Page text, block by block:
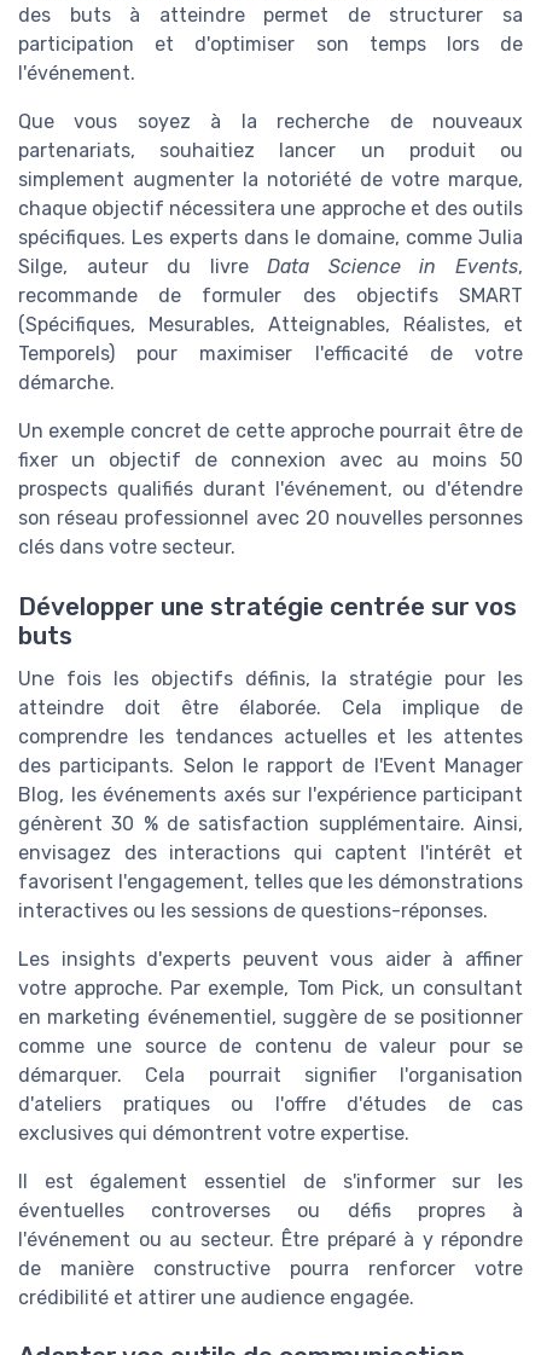
des buts à atteindre permet de structurer sa
participation et d'optimiser son temps lors de
l'événement.
Que vous soyez à la recherche de nouveaux
partenariats, souhaitiez lancer un produit ou
simplement augmenter la notoriété de votre marque,
chaque objectif nécessitera une approche et des outils
spécifiques. Les experts dans le domaine, comme Julia
Silge, auteur du livreData Science in Events,
recommande de formuler des objectifs SMART
(Spécifiques, Mesurables, Atteignables, Réalistes, et
Temporels) pour maximiser l'efficacité de votre
démarche.
Un exemple concret de cette approche pourrait être de
fixer un objectif de connexion avec au moins 50
prospects qualifiés durant l'événement, ou d'étendre
son réseau professionnel avec 20 nouvelles personnes
clés dans votre secteur.
Développer une stratégie centrée sur vos
buts
Une fois les objectifs définis, la stratégie pour les
atteindre doit être élaborée. Cela implique de
comprendre les tendances actuelles et les attentes
des participants. Selon le rapport de l'Event Manager
Blog, les événements axés sur l'expérience participant
génèrent 30 % de satisfaction supplémentaire. Ainsi,
envisagez des interactions qui captent l'intérêt et
favorisent l'engagement, telles que les démonstrations
interactives ou les sessions de questions-réponses.
Les insights d'experts peuvent vous aider à affiner
votre approche. Par exemple, Tom Pick, un consultant
en marketing événementiel, suggère de se positionner
comme une source de contenu de valeur pour se
démarquer. Cela pourrait signifier l'organisation
d'ateliers pratiques ou l'offre d'études de cas
exclusives qui démontrent votre expertise.
Il est également essentiel de s'informer sur les
éventuelles controverses ou défis propres à
l'événement ou au secteur. Être préparé à y répondre
de manière constructive pourra renforcer votre
crédibilité et attirer une audience engagée.